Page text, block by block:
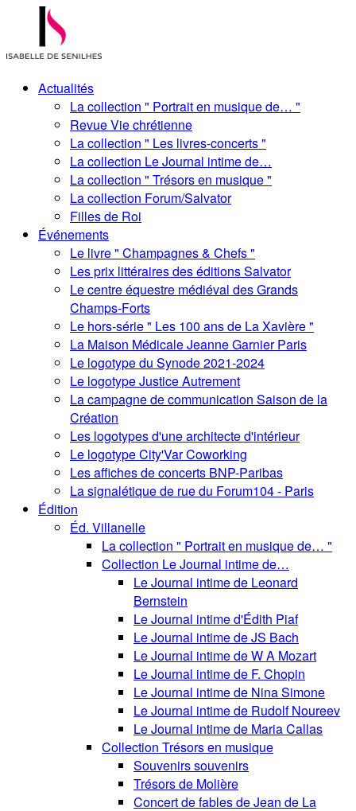
Actualités
La collection " Portrait en musique de… "
Revue Vie chrétienne
La collection " Les livres-concerts "
La collection Le Journal intime de…
La collection " Trésors en musique "
La collection Forum/Salvator
Filles de Roi
Événements
Le livre " Champagnes & Chefs "
Les prix littéraires des éditions Salvator
Le centre équestre médiéval des Grands
Champs-Forts
Le hors-série " Les 100 ans de La Xavière "
La Maison Médicale Jeanne Garnier Paris
Le logotype du Synode 2021-2024
Le logotype Justice Autrement
La campagne de communication Saison de la
Création
Les logotypes d'une architecte d'intérieur
Le logotype City'Var Coworking
Les affiches de concerts BNP-Paribas
La signalétique de rue du Forum104 - Paris
Édition
Éd. Villanelle
La collection " Portrait en musique de… "
Collection Le Journal intime de…
Le Journal intime de Leonard
Bernstein
Le Journal intime d'Édith Piaf
Le Journal intime de JS Bach
Le Journal intime de W A Mozart
Le Journal intime de F. Chopin
Le Journal intime de Nina Simone
Le Journal intime de Rudolf Noureev
Le Journal intime de Maria Callas
Collection Trésors en musique
Souvenirs souvenirs
Trésors de Molière
Concert de fables de Jean de La